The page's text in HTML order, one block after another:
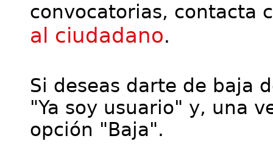
convocatorias, contacta
al ciudadano.
Si deseas darte de baja
"Ya soy usuario" y, una
opción "Baja".